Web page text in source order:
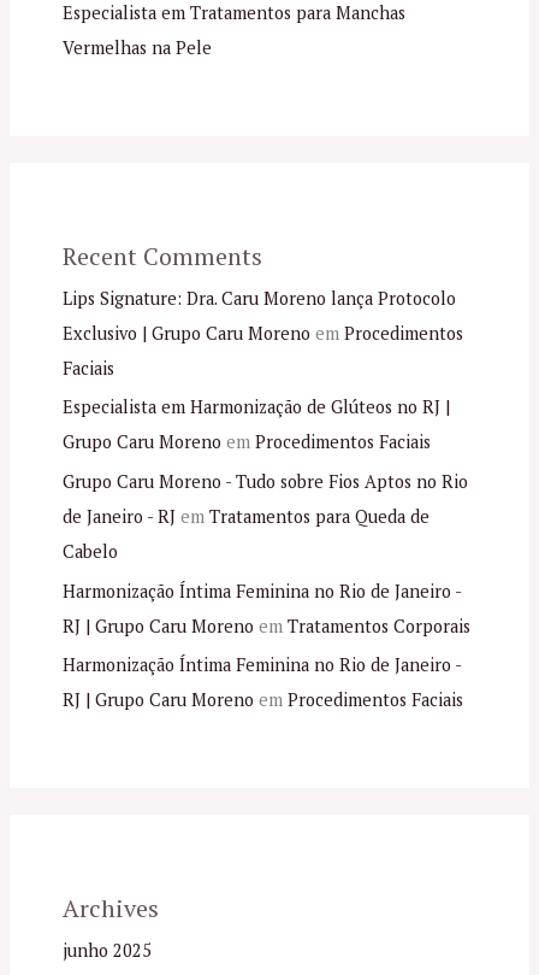
Especialista em Tratamentos para Manchas
Vermelhas na Pele
Recent Comments
Lips Signature: Dra. Caru Moreno lança Protocolo
Exclusivo | Grupo Caru Moreno em Procedimentos
Faciais
Especialista em Harmonização de Glúteos no RJ |
Grupo Caru Moreno em Procedimentos Faciais
Grupo Caru Moreno - Tudo sobre Fios Aptos no Rio
de Janeiro - RJem Tratamentos para Queda de
Cabelo
Harmonização Íntima Feminina no Rio de Janeiro -
RJ | Grupo Caru Moreno em Tratamentos Corporais
Harmonização Íntima Feminina no Rio de Janeiro -
RJ | Grupo Caru Moreno em Procedimentos Faciais
Archives
junho 2025